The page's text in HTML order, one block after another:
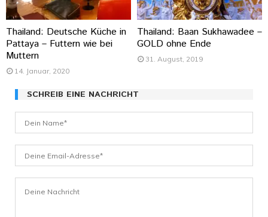
Thailand: Deutsche Küche in
Pattaya – Futtern wie bei
Muttern
14. Januar, 2020
Thailand: Baan Sukhawadee –
GOLD ohne Ende
31. August, 2019
SCHREIB EINE NACHRICHT